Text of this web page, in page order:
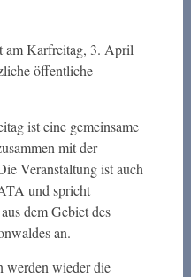
am Karfreitag, 3. April
öffentliche
ist eine gemeinsame
mit der
Veranstaltung ist auch
und spricht
dem Gebiet des
an.
werden wieder die